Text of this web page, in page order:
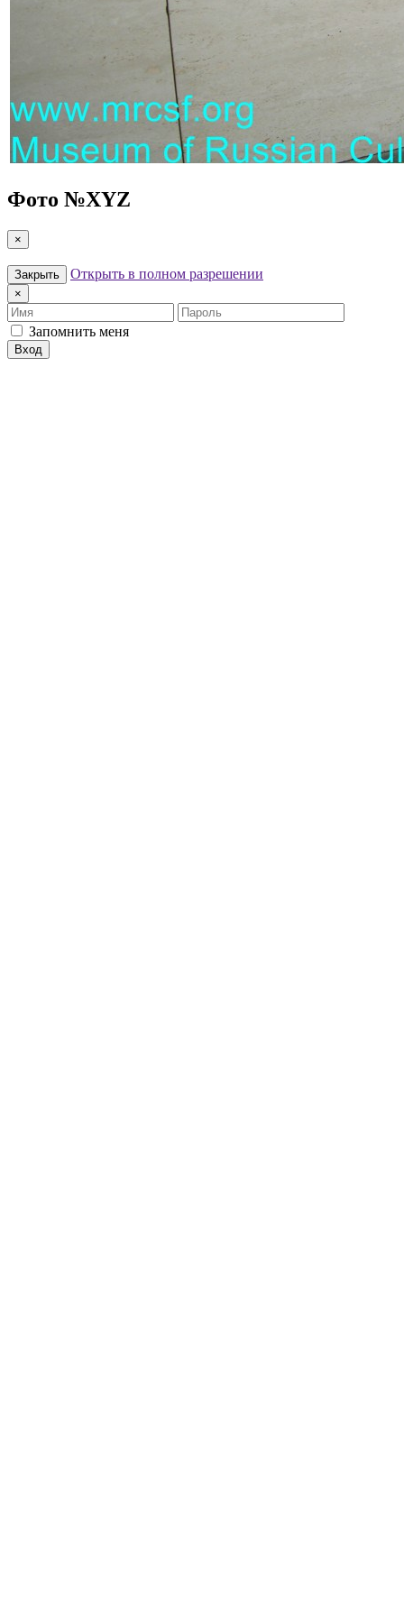
Фото №XYZ
×
Закрыть Открыть в полном разрешении
×
Имя
Пароль
Запомнить меня
Вход